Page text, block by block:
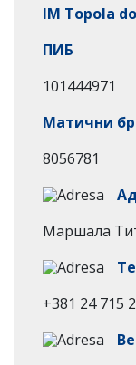
IM Topola
ПИБ
101444971
Матични
8056781
Mаршала
+381 24 715